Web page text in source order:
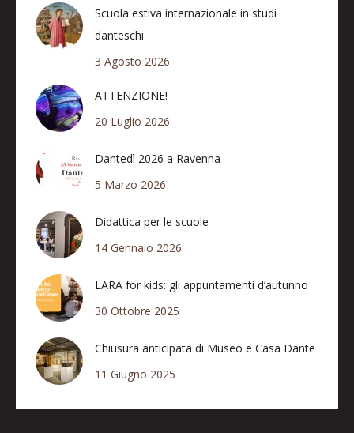
Scuola estiva internazionale in studi
danteschi
3 Agosto 2026
ATTENZIONE!
20 Luglio 2026
Dantedì 2026 a Ravenna
5 Marzo 2026
Didattica per le scuole
14 Gennaio 2026
LARA for kids: gli appuntamenti d’autunno
30 Ottobre 2025
Chiusura anticipata di Museo e Casa Dante
11 Giugno 2025